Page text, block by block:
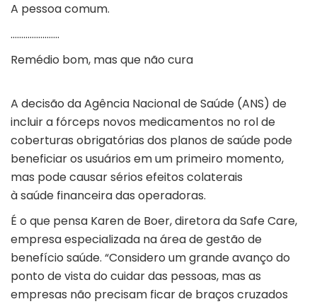
A pessoa comum.
…………………..
Remédio bom, mas que não cura
A decisão da Agência Nacional de Saúde (ANS) de
incluir a fórceps novos medicamentos no rol de
coberturas obrigatórias dos planos de saúde pode
beneficiar os usuários em um primeiro momento,
mas pode causar sérios efeitos colaterais
à saúde financeira das operadoras.
É o que pensa Karen de Boer, diretora da Safe Care,
empresa especializada na área de gestão de
benefício saúde. “Considero um grande avanço do
ponto de vista do cuidar das pessoas, mas as
empresas não precisam ficar de braços cruzados